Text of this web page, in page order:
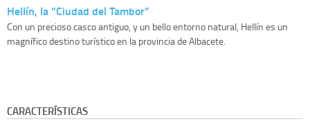
Hellín, la “Ciudad del Tambor”
Con un precioso casco antiguo, y un bello entorno natural, Hellín es un
magnífico destino turístico en la provincia de Albacete.
CARACTERÍSTICAS